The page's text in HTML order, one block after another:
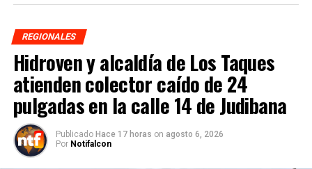
REGIONALES
Hidroven y alcaldía de Los Taques
atienden colector caído de 24
pulgadas en la calle 14 de Judibana
Publicado Hace 17 horas on agosto 6, 2026
Por Notifalcon